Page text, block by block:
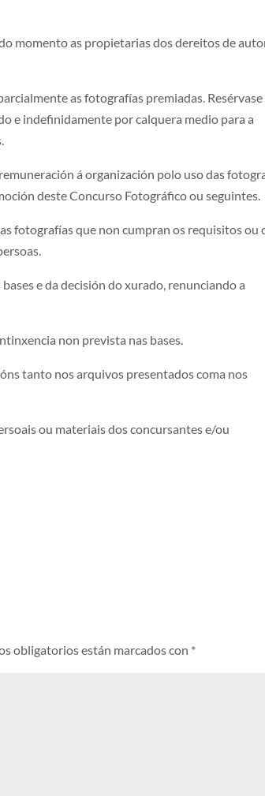
momento as propietarias dos dereitos de
as fotografías premiadas. Resérvase
e indefinidamente por calquera medio para a
á organización polo uso das
deste Concurso Fotográfico ou seguintes.
fotografías que non cumpran os requisitos ou
e da decisión do xurado, renunciando a
non prevista nas bases.
tanto nos arquivos presentados coma nos
ou materiais dos concursantes e/ou
obligatorios están marcados con *